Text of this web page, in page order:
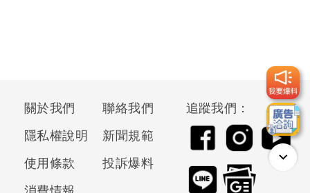
關於我們
聯絡我們
隱私權說明
新聞規範
使用條款
投訴爆料
追蹤我們：